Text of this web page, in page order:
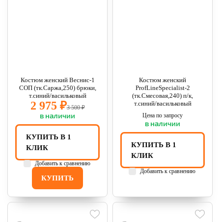
Костюм женский Веснис-1
СОП (тк.Саржа,250) брюки,
т.синий/васильковый
2 975 ₽3 500 ₽
в наличии
КУПИТЬ
КУПИТЬ В 1
КЛИК
Добавить к сравнению
Костюм женский
ProfLineSpecialist-2
(тк.Смесовая,240) п/к,
т.синий/васильковый
Цена по запросу
в наличии
КУПИТЬ В 1
КЛИК
Добавить к сравнению